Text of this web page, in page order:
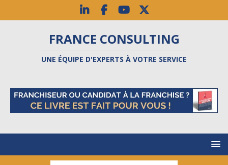
FRANCE CONSULTING
UNE ÉQUIPE D'EXPERTS À VOTRE SERVICE